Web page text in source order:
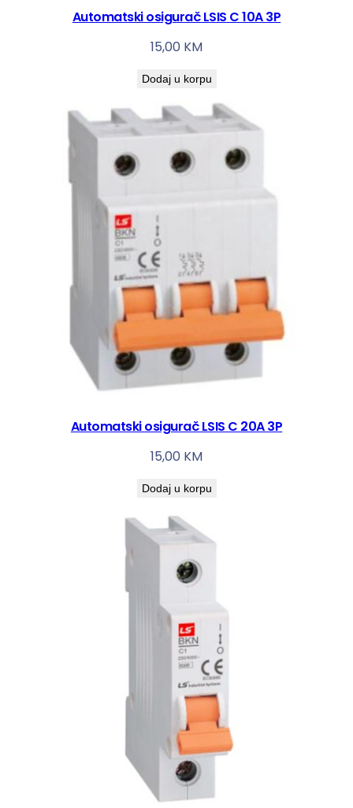
Automatski osigurač LSIS C 10A 3P
15,00 KM
Dodaj u korpu
Automatski osigurač LSIS C 20A 3P
15,00 KM
Dodaj u korpu